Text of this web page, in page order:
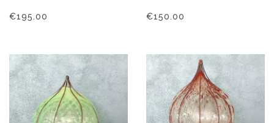
€195.00 €150.00